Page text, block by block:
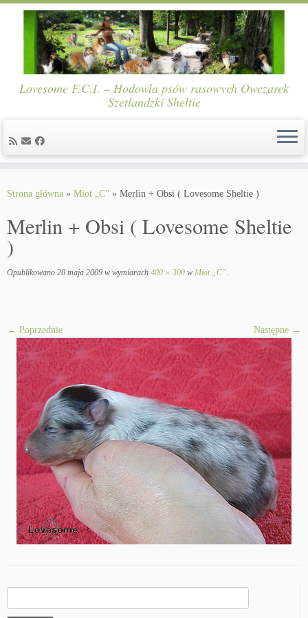
Lovesome F.C.I. – Hodowla psów rasowych Owczarek
Szetlandzki Sheltie
Strona główna » Miot „C” » Merlin + Obsi ( Lovesome Sheltie )
Merlin + Obsi ( Lovesome Sheltie
)
Opublikowano 20 maja 2009 w wymiarach 400 × 300 w Miot „C”.
← Poprzednie Następne →